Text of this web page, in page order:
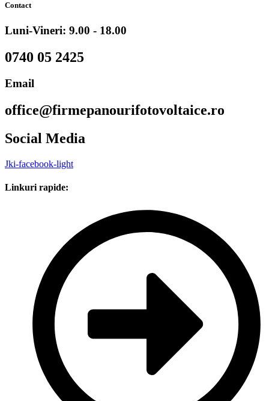
Contact
Luni-Vineri: 9.00 - 18.00
0740 05 2425
Email
office@firmepanourifotovoltaice.ro
Social Media
Jki-facebook-light
Linkuri rapide: